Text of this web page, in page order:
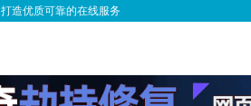
打造优质可靠的在线服务